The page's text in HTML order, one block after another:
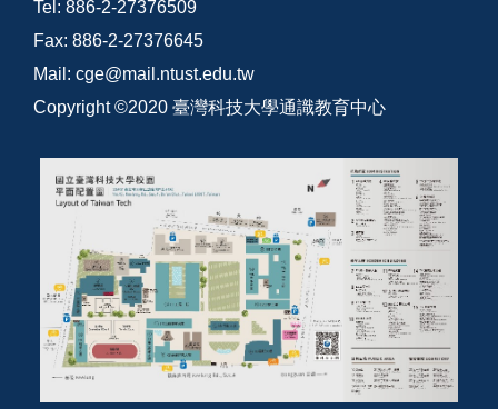
Tel: 886-2-27376509
Fax: 886-2-27376645
Mail: cge@mail.ntust.edu.tw
Copyright ©2020 臺灣科技大學通識教育中心